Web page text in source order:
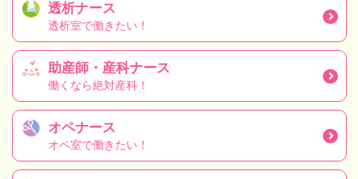
透析ナース
透析室で働きたい！
助産師・産科ナース
働くなら絶対産科！
オペナース
オペ室で働きたい！